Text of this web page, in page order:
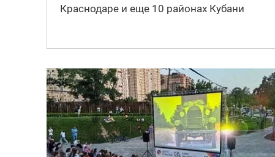
Краснодаре и еще 10 районах Кубани